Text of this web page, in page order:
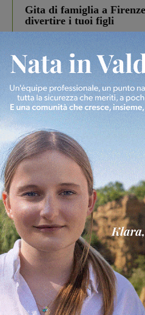
Gita di famiglia a
divertire i tuoi figli
In vetrina 3 Agosto 2026
Estra Notizie agosto:
studenti coinvolti, torna
debutta il podcast Estrair
Più lette
Figline Incisa Valdarno 1 Agosto